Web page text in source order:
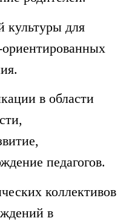
культуры для
в области
педагогов.
коллективов
в